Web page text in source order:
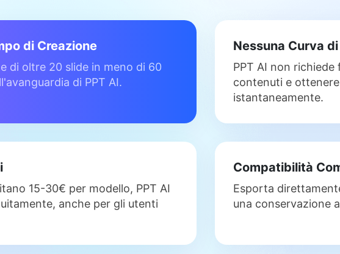
di Creazione
di oltre 20 slide in meno di 60
di PPT AI.
Nessuna Curva
PPT AI non
contenuti e
istantaneamente.
15-30€ per modello, PPT AI
anche per gli utenti
Compatibilità
Esporta
una conservazione